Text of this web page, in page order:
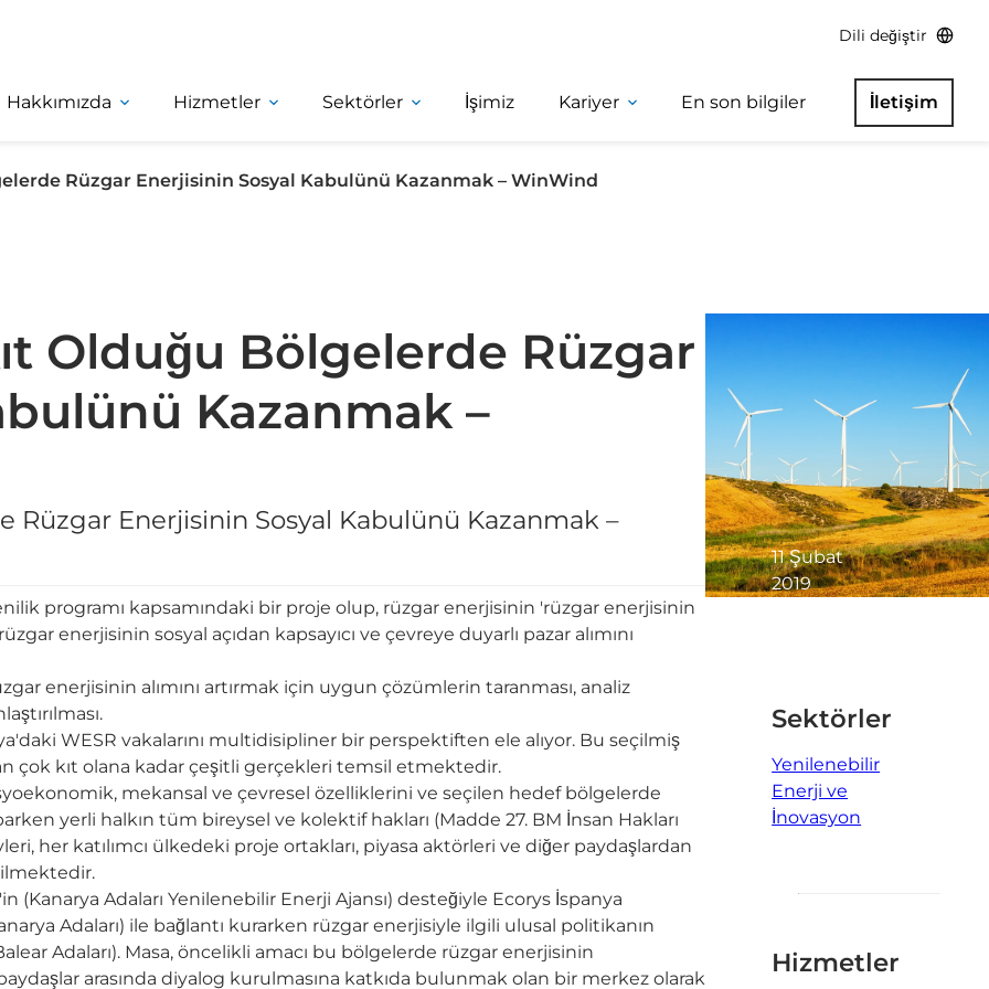
Dili değiştir
Hakkımızda Hizmetler Sektörler İşimiz Kariyer En son bilgiler İletişim
Rüzgar Enerjisinin Sosyal Kabulünü Kazanmak – WinWind
Olduğu Bölgelerde Rüzgar
Kazanmak –
Rüzgar Enerjisinin Sosyal Kabulünü Kazanmak –
programı kapsamındaki bir proje olup, rüzgar enerjisinin 'rüzgar enerjisinin
enerjisinin sosyal açıdan kapsayıcı ve çevreye duyarlı pazar alımını
enerjisinin alımını artırmak için uygun çözümlerin taranması, analiz
WESR vakalarını multidisipliner bir perspektiften ele alıyor. Bu seçilmiş
çok kıt olana kadar çeşitli gerçekleri temsil etmektedir.
mekansal ve çevresel özelliklerini ve seçilen hedef bölgelerde
yerli halkın tüm bireysel ve kolektif hakları (Madde 27. BM İnsan Hakları
her katılımcı ülkedeki proje ortakları, piyasa aktörleri ve diğer paydaşlardan
(Kanarya Adaları Yenilenebilir Enerji Ajansı) desteğiyle Ecorys İspanya
Adaları) ile bağlantı kurarken rüzgar enerjisiyle ilgili ulusal politikanın
Adaları). Masa, öncelikli amacı bu bölgelerde rüzgar enerjisinin
arasında diyalog kurulmasına katkıda bulunmak olan bir merkez olarak
11 Şubat
2019
Sektörler
Yenilenebilir
Enerji ve
İnovasyon
Hizmetler